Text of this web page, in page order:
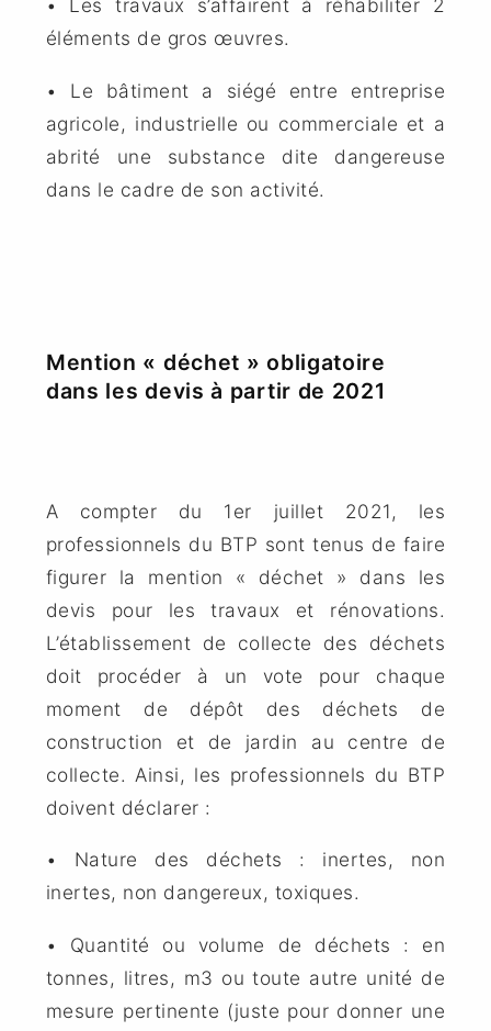
• Les travaux s’affairent à réhabiliter 2
éléments de gros œuvres.
• Le bâtiment a siégé entre entreprise
agricole, industrielle ou commerciale et a
abrité une substance dite dangereuse
dans le cadre de son activité.
Mention « déchet » obligatoire
dans les devis à partir de 2021
A compter du 1er juillet 2021, les
professionnels du BTP sont tenus de faire
figurer la mention « déchet » dans les
devis pour les travaux et rénovations.
L’établissement de collecte des déchets
doit procéder à un vote pour chaque
moment de dépôt des déchets de
construction et de jardin au centre de
collecte. Ainsi, les professionnels du BTP
doivent déclarer :
• Nature des déchets : inertes, non
inertes, non dangereux, toxiques.
• Quantité ou volume de déchets : en
tonnes, litres, m3 ou toute autre unité de
mesure pertinente (juste pour donner une